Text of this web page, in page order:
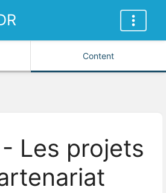
Content
Les projets